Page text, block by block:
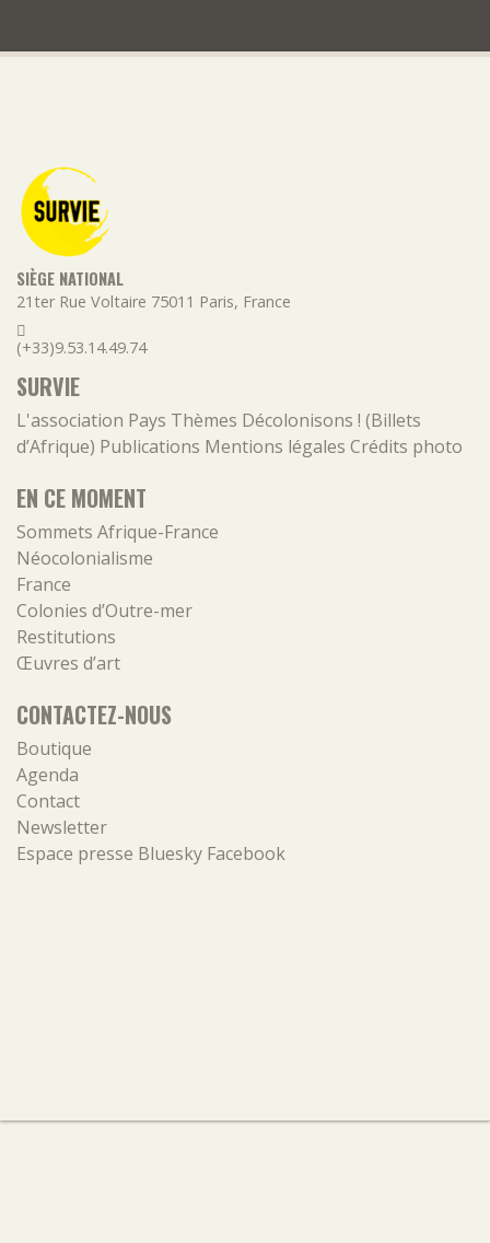
SIÈGE NATIONAL
21ter Rue Voltaire 75011 Paris, France
(+33)9.53.14.49.74
SURVIE
L'association Pays Thèmes Décolonisons ! (Billets
d’Afrique) Publications Mentions légales Crédits photo
EN CE MOMENT
Sommets Afrique-France
Néocolonialisme
France
Colonies d’Outre-mer
Restitutions
Œuvres d’art
CONTACTEZ-NOUS
Boutique
Agenda
Contact
Newsletter
Espace presse Bluesky Facebook